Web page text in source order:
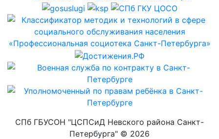
СПб ГБУСОН "ЦСПСиД Невского района Санкт-
Петербурга" © 2026